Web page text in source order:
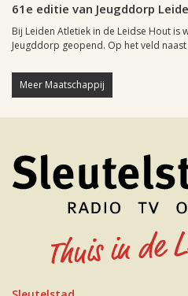
61e editie van Jeugddorp
Bij Leiden Atletiek in de Leidse Hout is
Jeugddorp geopend. Op het veld naast
Meer Maatschappij